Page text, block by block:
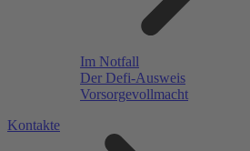
Im Notfall
Der Defi-Ausweis
Vorsorgevollmacht
Kontakte